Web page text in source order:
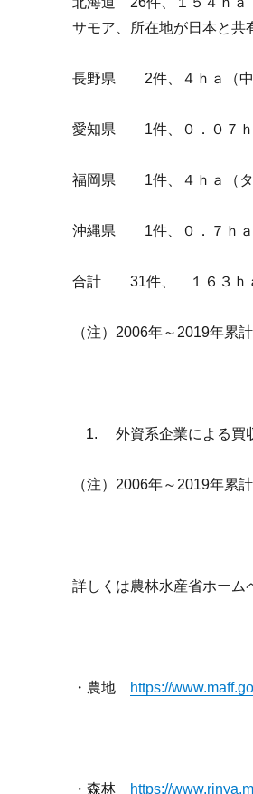
サモア、所在地が日本と共
長野県 2件、４ｈａ（中
愛知県 1件、０．０７ｈ
福岡県 1件、４ｈａ（タ
沖縄県 1件、０．７ｈａ
合計 31件、 １６３ｈ
（注）2006年～2019年累
外資系企業による買
（注）2006年～2019年累
詳しくは農林水産省ホーム
・農地 https://
・森林 https://